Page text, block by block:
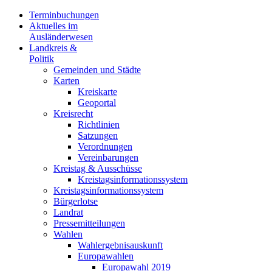
Terminbuchungen
Aktuelles im
Ausländerwesen
Landkreis &
Politik
Gemeinden und Städte
Karten
Kreiskarte
Geoportal
Kreisrecht
Richtlinien
Satzungen
Verordnungen
Vereinbarungen
Kreistag & Ausschüsse
Kreistagsinformationssystem
Kreistagsinformationssystem
Bürgerlotse
Landrat
Pressemitteilungen
Wahlen
Wahlergebnisauskunft
Europawahlen
Europawahl 2019